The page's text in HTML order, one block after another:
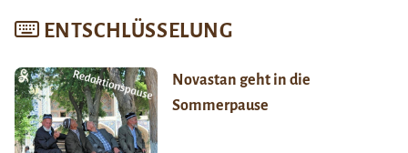
ENTSCHLÜSSELUNG
Novastan geht in die
Sommerpause